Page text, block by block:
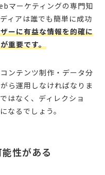
マーケティングの専門知
ィアは誰でも簡単に成功
ーに有益な情報を的確に
重要です。
ンテンツ制作・データ分
ら運用しなければなりま
はなく、ディレクショ
なるでしょう。
性がある